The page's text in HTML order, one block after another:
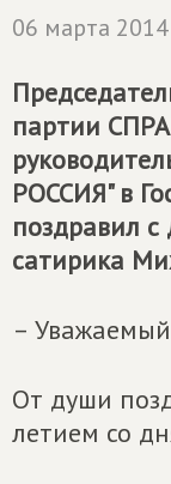
06 марта 2014
партии
РОССИЯ" в
поздравил
сатирика
–
От души
летием со